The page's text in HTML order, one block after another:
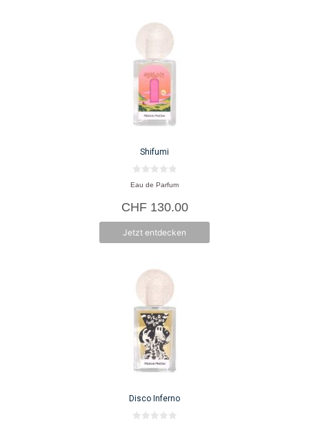
Shifumi
0
v
n
5
Eau de Parfum
CHF130.00
Jetzt entdecken
Disco Inferno